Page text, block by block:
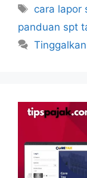
Tag
cara lapor
panduan spt